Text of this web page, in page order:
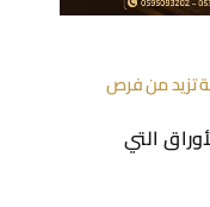
تزيد من فرص
التي